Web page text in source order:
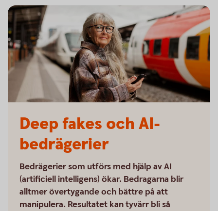
Deep fakes och AI-
bedrägerier
Bedrägerier som utförs med hjälp av AI
(artificiell intelligens) ökar. Bedragarna blir
alltmer övertygande och bättre på att
manipulera. Resultatet kan tyvärr bli så